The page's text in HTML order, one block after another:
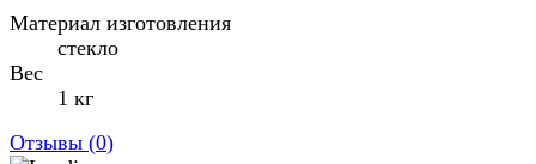
Материал изготовления
стекло
Вес
1 кг
Отзывы (0)